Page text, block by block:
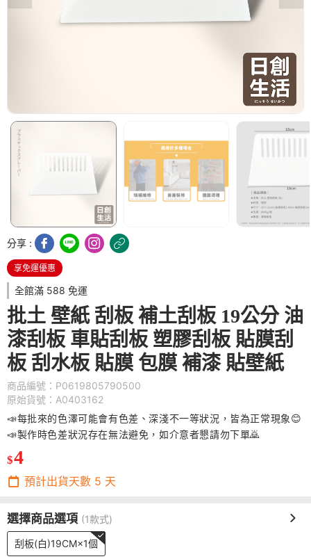
分享 :
享免運優惠
全館滿 588 免運
批土 壁紙 刮板 補土刮板 19公分 油
漆刮板 車貼刮板 塑膠刮板 貼膜刮
板 刮水板 貼膜 包膜 補漆 貼壁紙
商品編號：P0619805790500
原始貨號：A0403162
📣每批來的色澤可能會有色差、深淺不一等狀況，皆為正常現象😊
📣製作時色差狀況存在無法避免，如介意者懇請勿下單🙇
$4
預計出貨天數 5 天
選擇商品選項 (1款式)
刮板(白)19CM×1個